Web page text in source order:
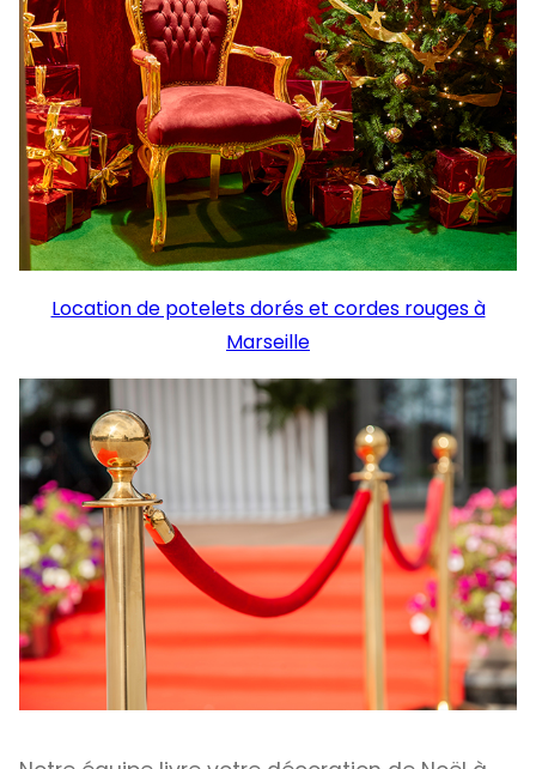
Location de potelets dorés et cordes rouges à
Marseille